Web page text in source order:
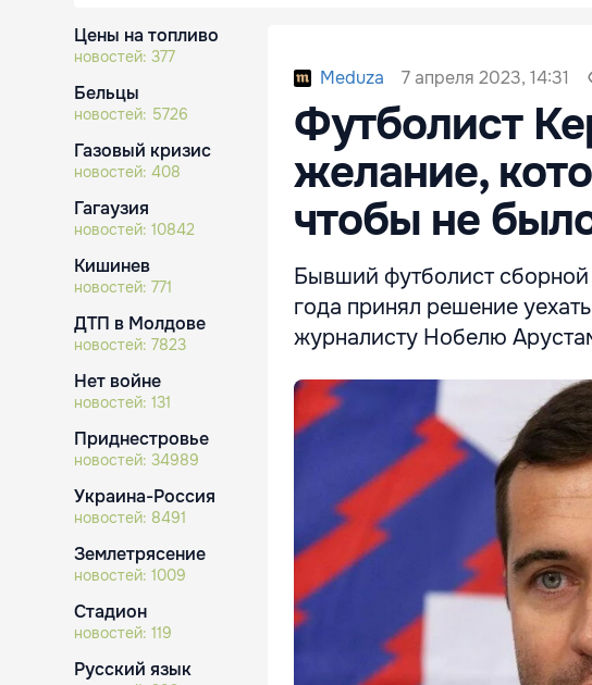
Цены на топливо
новостей: 377
Бельцы
новостей: 5726
Газовый кризис
новостей: 408
Гагаузия
новостей: 10842
Кишинев
новостей: 771
ДТП в Молдове
новостей: 7823
Нет войне
новостей: 131
Приднестровье
новостей: 34989
Украина-Россия
новостей: 8491
Землетрясение
новостей: 1009
Стадион
новостей: 119
Русский язык
Meduza 7 апреля 2023, 14:31
Футболист
желание,
чтобы не
Бывший футболист
года принял решение
журналисту Нобелю